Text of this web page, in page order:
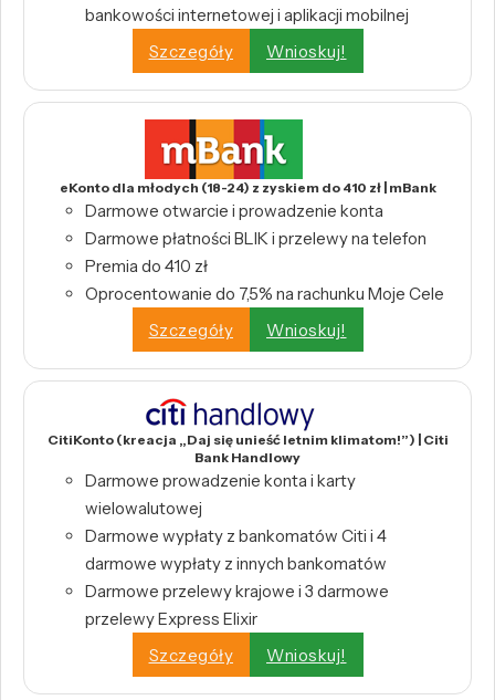
bankowości internetowej i aplikacji mobilnej
Szczegóły
Wnioskuj!
eKonto dla młodych (18-24) z zyskiem do 410 zł | mBank
Darmowe otwarcie i prowadzenie konta
Darmowe płatności BLIK i przelewy na telefon
Premia do 410 zł
Oprocentowanie do 7,5% na rachunku Moje Cele
Szczegóły
Wnioskuj!
CitiKonto (kreacja „Daj się unieść letnim klimatom!”) | Citi
Bank Handlowy
Darmowe prowadzenie konta i karty
wielowalutowej
Darmowe wypłaty z bankomatów Citi i 4
darmowe wypłaty z innych bankomatów
Darmowe przelewy krajowe i 3 darmowe
przelewy Express Elixir
Szczegóły
Wnioskuj!